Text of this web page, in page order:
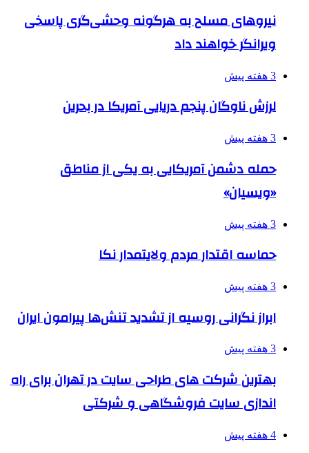
نیروهای مسلح به هرگونه وحشی‌گری پاسخی
ویرانگر خواهند داد
3 هفته پیش
لرزش ناوگان پنجم دریایی آمریکا در بحرین
3 هفته پیش
حمله دشمن آمریکایی به یکی از مناطق
«ویسیان»
3 هفته پیش
حماسه اقتدار مردم ولایتمدار نکا
3 هفته پیش
ابراز نگرانی روسیه از تشدید تنش‌ها پیرامون ایران
3 هفته پیش
بهترین شرکت های طراحی سایت در تهران برای راه
اندازی سایت فروشگاهی و شرکتی
4 هفته پیش